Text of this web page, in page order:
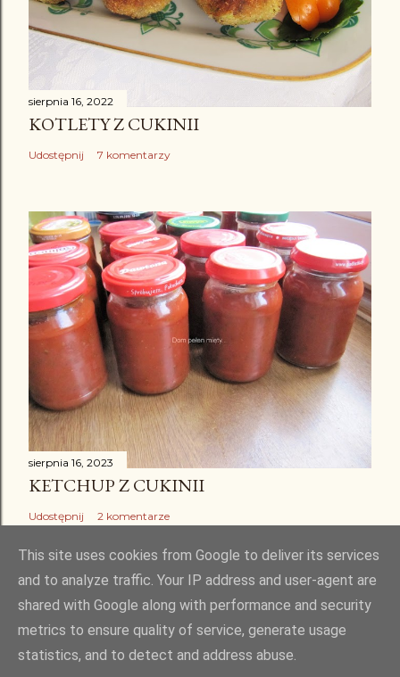
sierpnia 16, 2022
KOTLETY Z CUKINII
Udostępnij 7 komentarzy
sierpnia 16, 2023
KETCHUP Z CUKINII
Udostępnij 2 komentarze
Obsługiwane przez usługę Blogger
Kopiowanie i rozpowszechnianie bez mojej zgody jest zabronione
This site uses cookies from Google to deliver its services
and to analyze traffic. Your IP address and user-agent are
shared with Google along with performance and security
metrics to ensure quality of service, generate usage
statistics, and to detect and address abuse.